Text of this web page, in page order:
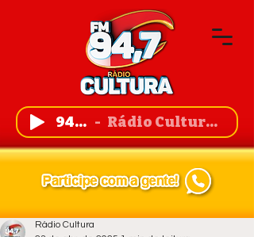
94,7 FM Rádio Cultura de Guanambi
Rádio Cultura